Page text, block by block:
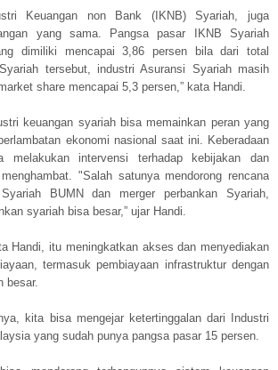
Keuangan non Bank (IKNB) Syariah, juga
yang sama. Pangsa pasar IKNB Syariah
dimiliki mencapai 3,86 persen bila dari total
tersebut, industri Asuransi Syariah masih
share mencapai 5,3 persen,” kata Handi.
keuangan syariah bisa memainkan peran yang
ekonomi nasional saat ini. Keberadaan
melakukan intervensi terhadap kebijakan dan
"Salah satunya mendorong rencana
BUMN dan merger perbankan Syariah,
syariah bisa besar,” ujar Handi.
Handi, itu meningkatkan akses dan menyediakan
termasuk pembiayaan infrastruktur dengan
besar.
kita bisa mengejar ketertinggalan dari Industri
yang sudah punya pangsa pasar 15 persen.